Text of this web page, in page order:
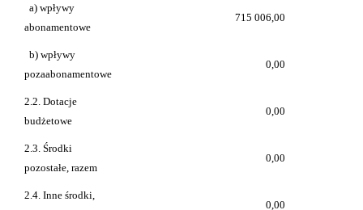
a) wpływy
abonamentowe
715 006,00
b) wpływy
pozaabonamentowe
0,00
2.2. Dotacje
budżetowe
0,00
2.3. Środki
pozostałe, razem
0,00
2.4. Inne środki,
0,00